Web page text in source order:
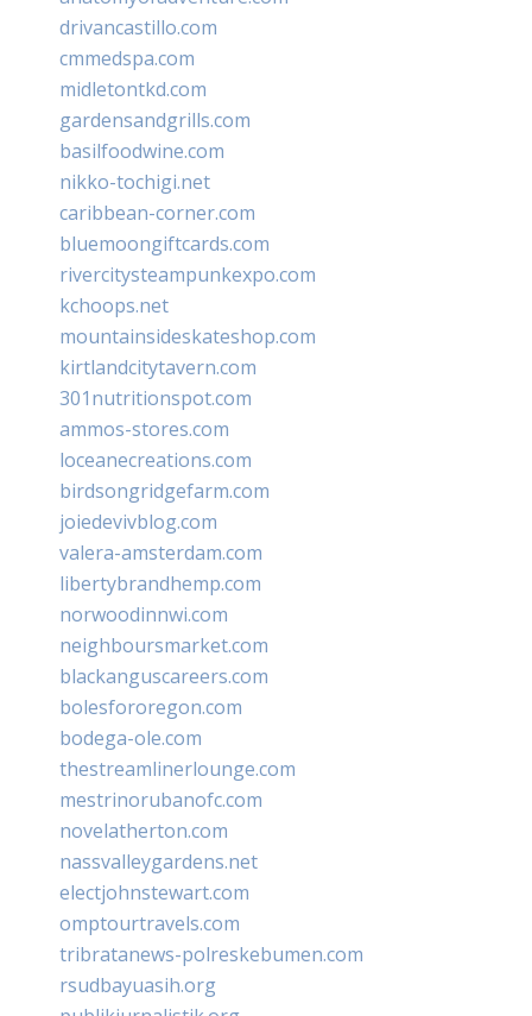
drivancastillo.com
cmmedspa.com
midletontkd.com
gardensandgrills.com
basilfoodwine.com
nikko-tochigi.net
caribbean-corner.com
bluemoongiftcards.com
rivercitysteampunkexpo.com
kchoops.net
mountainsideskateshop.com
kirtlandcitytavern.com
301nutritionspot.com
ammos-stores.com
loceanecreations.com
birdsongridgefarm.com
joiedevivblog.com
valera-amsterdam.com
libertybrandhemp.com
norwoodinnwi.com
neighboursmarket.com
blackanguscareers.com
bolesfororegon.com
bodega-ole.com
thestreamlinerlounge.com
mestrinorubanofc.com
novelatherton.com
nassvalleygardens.net
electjohnstewart.com
omptourtravels.com
tribratanews-polreskebumen.com
rsudbayuasih.org